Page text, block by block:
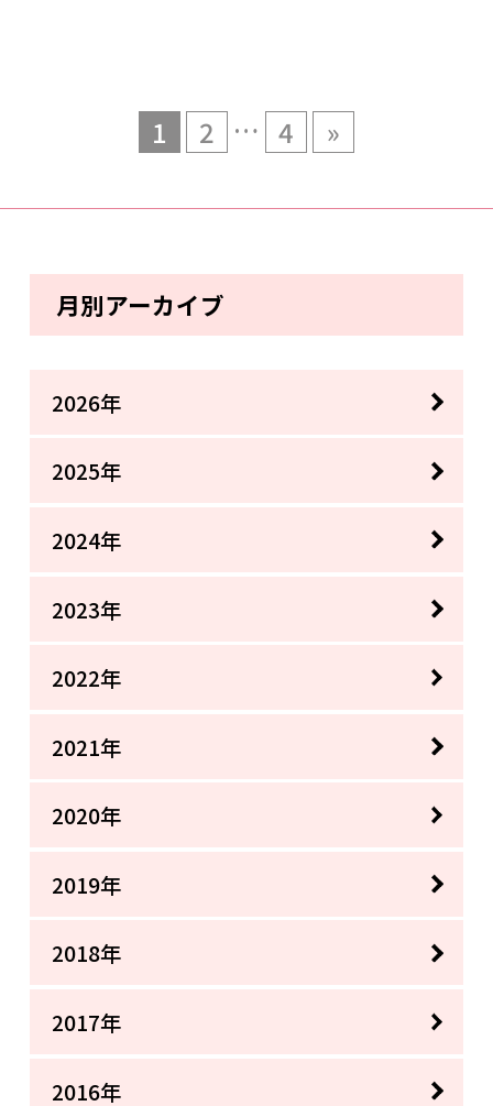
1 2 … 4 »
月別アーカイブ
2026年
2025年
2024年
2023年
2022年
2021年
2020年
2019年
2018年
2017年
2016年